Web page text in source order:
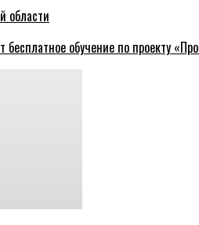
области
обучение по проекту